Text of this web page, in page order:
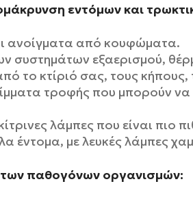
εντόμων και
ανοίγματα από κουφώματα.
συστημάτων εξαερισμού,
το κτίριό σας, τους κήπους,
τροφής που μπορούν
λάμπες που είναι πιο
έντομα, με λευκές λάμπες
των παθογόνων οργανισμών: